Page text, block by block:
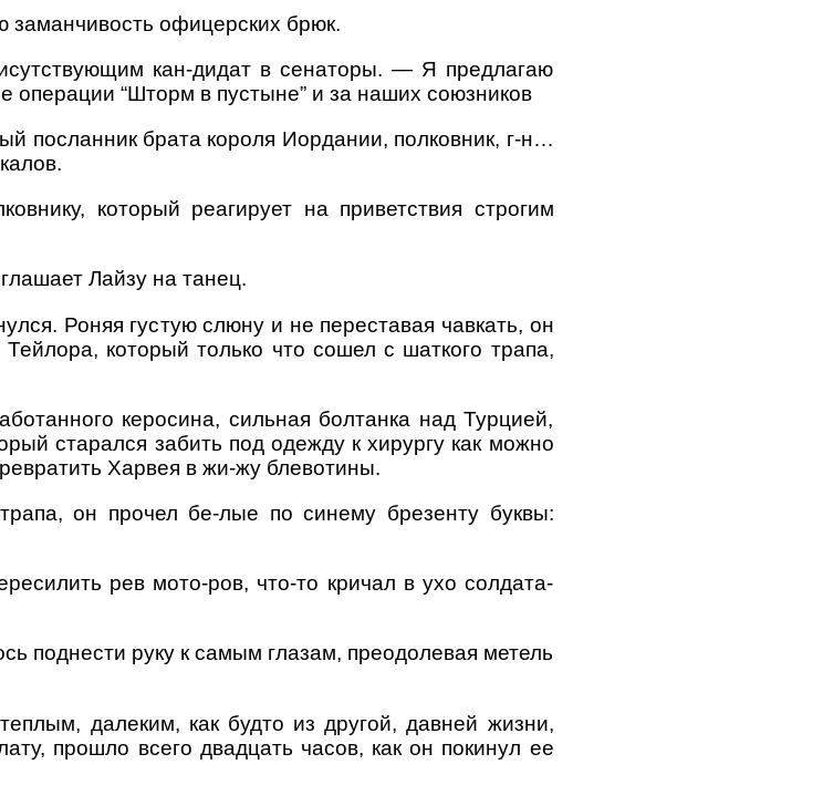
заманчивость офицерских брюк.
кан-дидат в сенаторы. — Я предлагаю
операции “Шторм в пустыне” и за наших союзников
посланник брата короля Иордании, полковник, г-н…
который реагирует на приветствия строгим
Лайзу на танец.
Роняя густую слюну и не переставая чавкать, он
который только что сошел с шаткого трапа,
керосина, сильная болтанка над Турцией,
старался забить под одежду к хирургу как можно
Харвея в жи-жу блевотины.
он прочел бе-лые по синему брезенту буквы:
рев мото-ров, что-то кричал в ухо солдата-
поднести руку к самым глазам, преодолевая метель
далеким, как будто из другой, давней жизни,
прошло всего двадцать часов, как он покинул ее